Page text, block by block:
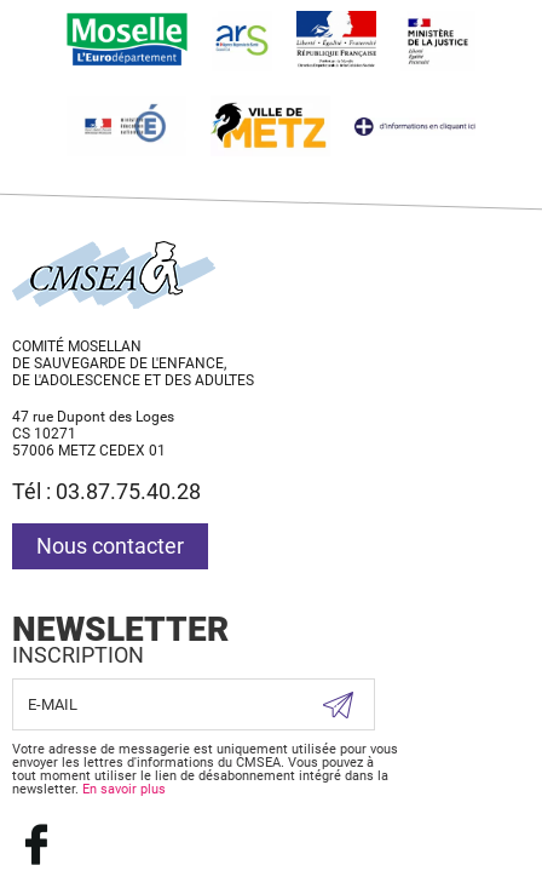
COMITÉ MOSELLAN
DE SAUVEGARDE DE L'ENFANCE,
DE L'ADOLESCENCE ET DES ADULTES
47 rue Dupont des Loges
CS 10271
57006 METZ CEDEX 01
Tél : 03.87.75.40.28
Nous contacter
NEWSLETTER
INSCRIPTION
Votre adresse de messagerie est uniquement utilisée pour vous
envoyer les lettres d'informations du CMSEA. Vous pouvez à
tout moment utiliser le lien de désabonnement intégré dans la
newsletter. En savoir plus